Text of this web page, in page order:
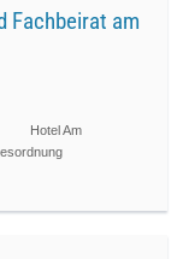
Fachbeirat am
Hotel Am